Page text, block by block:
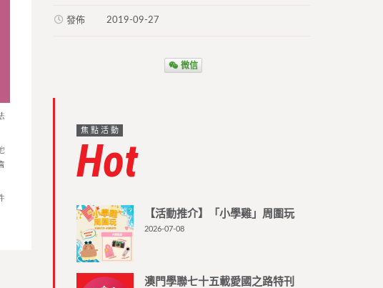
發佈 2019-09-27
微信
焦點活動
Hot
【活動推介】「小學雞」周圍玩
2026-07-08
澳門學聯七十五載愛國之路特刊